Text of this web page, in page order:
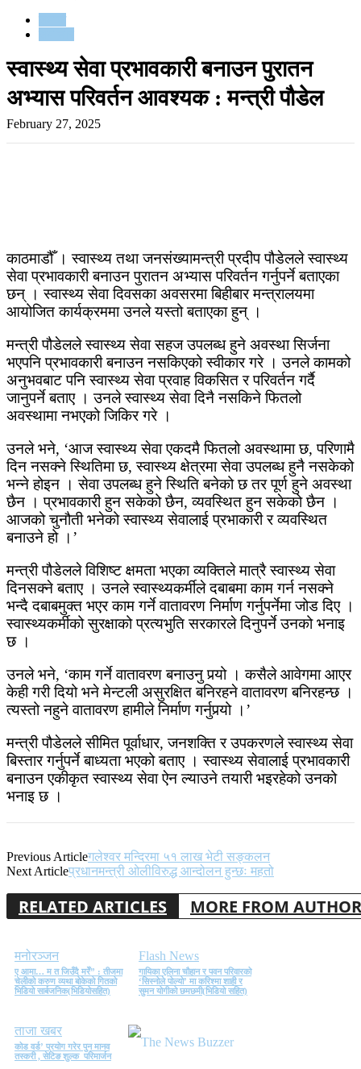
स्वास्थ्य सेवा प्रभावकारी बनाउन पुरातन
अभ्यास परिवर्तन आवश्यक : मन्त्री पौडेल
February 27, 2025
काठमाडौँ । स्वास्थ्य तथा जनसंख्यामन्त्री प्रदीप पौडेलले स्वास्थ्य
सेवा प्रभावकारी बनाउन पुरातन अभ्यास परिवर्तन गर्नुपर्ने बताएका
छन् । स्वास्थ्य सेवा दिवसका अवसरमा बिहीबार मन्त्रालयमा
आयोजित कार्यक्रममा उनले यस्तो बताएका हुन् ।
मन्त्री पौडेलले स्वास्थ्य सेवा सहज उपलब्ध हुने अवस्था सिर्जना
भएपनि प्रभावकारी बनाउन नसकिएको स्वीकार गरे । उनले कामको
अनुभवबाट पनि स्वास्थ्य सेवा प्रवाह विकसित र परिवर्तन गर्दै
जानुपर्ने बताए । उनले स्वास्थ्य सेवा दिनै नसकिने फितलो
अवस्थामा नभएको जिकिर गरे ।
उनले भने, ‘आज स्वास्थ्य सेवा एकदमै फितलो अवस्थामा छ, परिणामै
दिन नसक्ने स्थितिमा छ, स्वास्थ्य क्षेत्रमा सेवा उपलब्ध हुनै नसकेको
भन्ने होइन । सेवा उपलब्ध हुने स्थिति बनेको छ तर पूर्ण हुने अवस्था
छैन । प्रभावकारी हुन सकेको छैन, व्यवस्थित हुन सकेको छैन ।
आजको चुनौती भनेको स्वास्थ्य सेवालाई प्रभाकारी र व्यवस्थित
बनाउने हो ।’
मन्त्री पौडेलले विशिष्ट क्षमता भएका व्यक्तिले मात्रै स्वास्थ्य सेवा
दिनसक्ने बताए । उनले स्वास्थ्यकर्मीले दबाबमा काम गर्न नसक्ने
भन्दै दबाबमुक्त भएर काम गर्ने वातावरण निर्माण गर्नुपर्नेमा जोड दिए ।
स्वास्थ्यकर्मीको सुरक्षाको प्रत्यभुति सरकारले दिनुपर्ने उनको भनाइ
छ ।
उनले भने, ‘काम गर्ने वातावरण बनाउनु पर्‍यो । कसैले आवेगमा आएर
केही गरी दियो भने मेन्टली असुरक्षित बनिरहने वातावरण बनिरहन्छ ।
त्यस्तो नहुने वातावरण हामीले निर्माण गर्नुपर्‍यो ।’
मन्त्री पौडेलले सीमित पूर्वाधार, जनशक्ति र उपकरणले स्वास्थ्य सेवा
बिस्तार गर्नुपर्ने बाध्यता भएको बताए । स्वास्थ्य सेवालाई प्रभावकारी
बनाउन एकीकृत स्वास्थ्य सेवा ऐन ल्याउने तयारी भइरहेको उनको
भनाइ छ ।
Previous Articleगलेश्वर मन्दिरमा ५१ लाख भेटी सङ्कलन
Next Articleप्रधानमन्त्री ओलीविरुद्ध आन्दोलन हुन्छः महतो
RELATED ARTICLES MORE FROM AUTHOR
मनोरञ्जन
ए आमा… म त जिउँदै मरेँ” : तीजमा
चेलीको करुण व्यथा बोकेको गितको
भिडियो सार्बजनिक(भिडियोसहित)
Flash News
गायिका एलिना चौहान र पवन परिवारको
‘सिस्नोले पोल्यो’ मा करिश्मा शाही र
सुमन योगीको छमछमी(भिडियो सहित)
ताजा खबर
कोड वर्ड’ प्रयोग गरेर पुन मानव
तस्करी , सेटिङ शुल्क परिमार्जन